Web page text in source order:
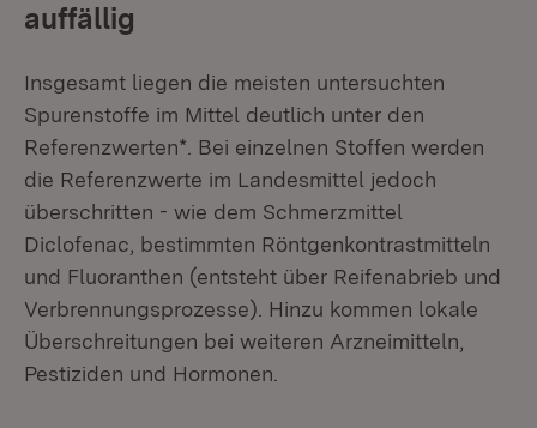
auffällig
Insgesamt liegen die meisten untersuchten
Spurenstoffe im Mittel deutlich unter den
Referenzwerten*. Bei einzelnen Stoffen werden
die Referenzwerte im Landesmittel jedoch
überschritten - wie dem Schmerzmittel
Diclofenac, bestimmten Röntgenkontrastmitteln
und Fluoranthen (entsteht über Reifenabrieb und
Verbrennungsprozesse). Hinzu kommen lokale
Überschreitungen bei weiteren Arzneimitteln,
Pestiziden und Hormonen.